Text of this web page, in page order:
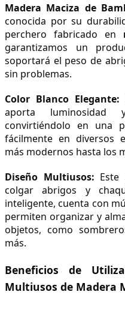
Madera Maciza de
conocida por su
perchero fabricado en
garantizamos un
soportará el peso de
sin problemas.
Color Blanco Elegante:
aporta
convirtiéndolo en una
fácilmente en diversos
más modernos hasta los
Diseño Multiusos:
colgar abrigos y
inteligente, cuenta con
permiten organizar y
objetos, como
más.
Beneficios de
Multiusos de Madera